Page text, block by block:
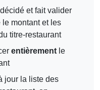
et fait valider
montant et les
titre-restaurant
entièrement le
jour la liste des